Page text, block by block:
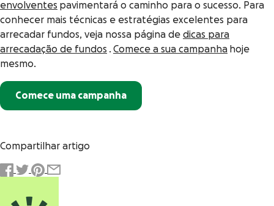
envolventes pavimentará o caminho para o sucesso. Para
conhecer mais técnicas e estratégias excelentes para
arrecadar fundos, veja nossa página de dicas para
arrecadação de fundos . Comece a sua campanha hoje
mesmo.
Comece uma campanha
Compartilhar artigo